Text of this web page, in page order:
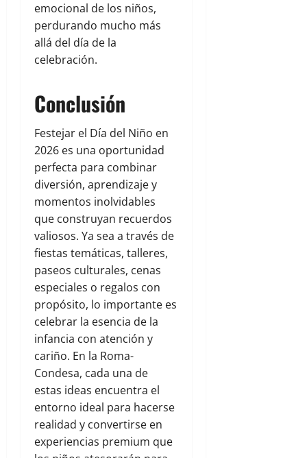
emocional de los niños,
perdurando mucho más
allá del día de la
celebración.
Conclusión
Festejar el Día del Niño en
2026 es una oportunidad
perfecta para combinar
diversión, aprendizaje y
momentos inolvidables
que construyan recuerdos
valiosos. Ya sea a través de
fiestas temáticas, talleres,
paseos culturales, cenas
especiales o regalos con
propósito, lo importante es
celebrar la esencia de la
infancia con atención y
cariño. En la Roma-
Condesa, cada una de
estas ideas encuentra el
entorno ideal para hacerse
realidad y convertirse en
experiencias premium que